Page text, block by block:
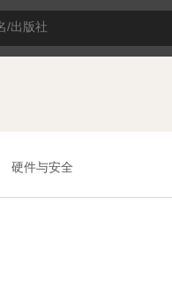
硬件与安全